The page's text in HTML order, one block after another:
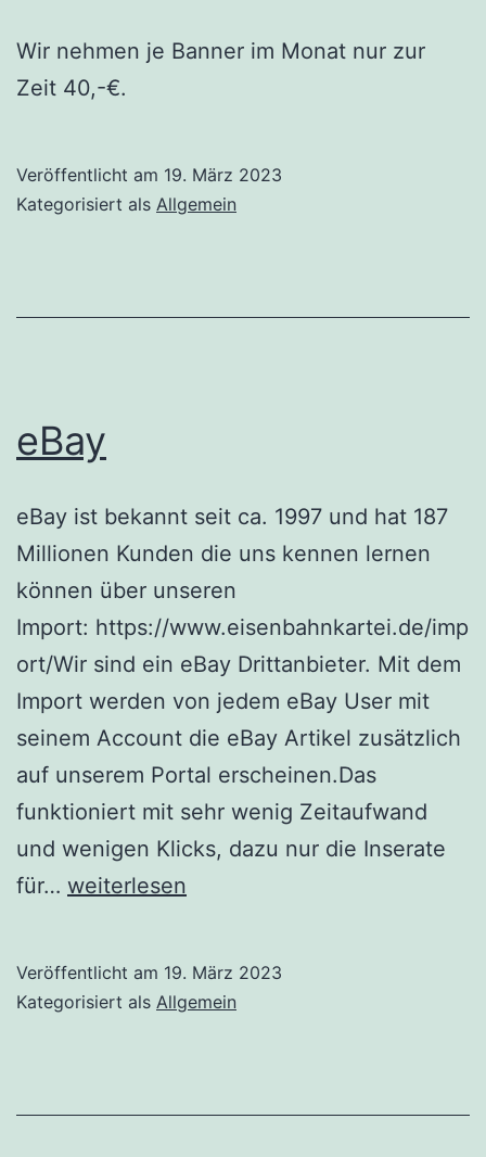
Wir nehmen je Banner im Monat nur zur
Zeit 40,-€.
Veröffentlicht am 19. März 2023
Kategorisiert als Allgemein
eBay
eBay ist bekannt seit ca. 1997 und hat 187
Millionen Kunden die uns kennen lernen
können über unseren
Import: https://www.eisenbahnkartei.de/imp
ort/Wir sind ein eBay Drittanbieter. Mit dem
Import werden von jedem eBay User mit
seinem Account die eBay Artikel zusätzlich
auf unserem Portal erscheinen.Das
funktioniert mit sehr wenig Zeitaufwand
und wenigen Klicks, dazu nur die Inserate
für… eBay
weiterlesen
Veröffentlicht am 19. März 2023
Kategorisiert als Allgemein